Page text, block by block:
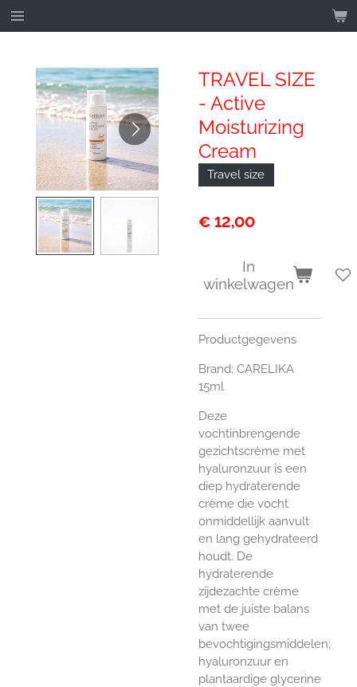
Ga
direct
hoofdinhoud
TRAVEL SIZE
- Active
Moisturizing
Cream
Travel size
€ 12,00
In
winkelwagen
Productgegevens
Brand: CARELIKA
15ml
Deze
vochtinbrengende
gezichtscrème met
hyaluronzuur is een
diep hydraterende
crème die vocht
onmiddellijk aanvult
en lang gehydrateerd
houdt. De
hydraterende
zijdezachte crème
met de juiste balans
van twee
bevochtigingsmiddelen;
hyaluronzuur en
plantaardige glycerine